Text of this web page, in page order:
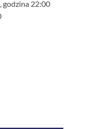
godzina 22:00